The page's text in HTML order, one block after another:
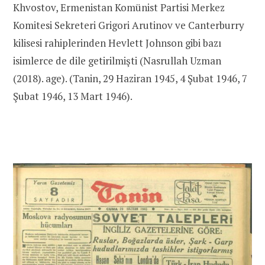
Khvostov, Ermenistan Komünist Partisi Merkez
Komitesi Sekreteri Grigori Arutinov ve Canterburry
kilisesi rahiplerinden Hevlett Johnson gibi bazı
isimlerce de dile getirilmişti (Nasrullah Uzman
(2018). age). (Tanin, 29 Haziran 1945, 4 Şubat 1946, 7
Şubat 1946, 13 Mart 1946).